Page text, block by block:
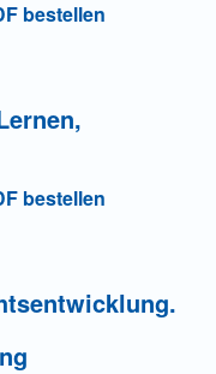
bestellen
bestellen